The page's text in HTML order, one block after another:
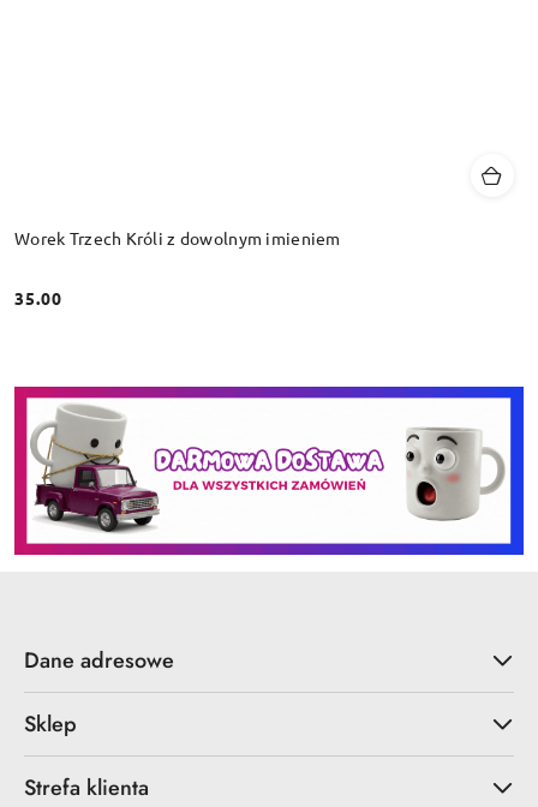
Worek Trzech Króli z dowolnym imieniem
Cena:
35.00
Dane adresowe
Sklep
Strefa klienta